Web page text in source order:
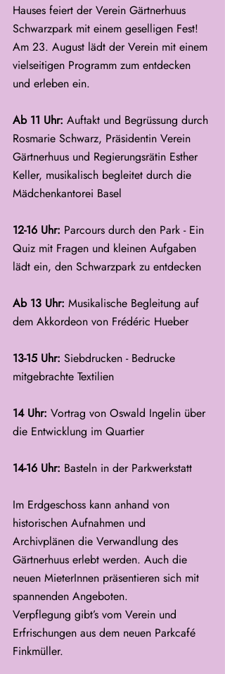
Hauses feiert der Verein Gärtnerhuus
Schwarzpark mit einem geselligen Fest!
Am 23. August lädt der Verein mit einem
vielseitigen Programm zum entdecken
und erleben ein.
Ab 11 Uhr: Auftakt und Begrüssung durch
Rosmarie Schwarz, Präsidentin Verein
Gärtnerhuus und Regierungsrätin Esther
Keller, musikalisch begleitet durch die
Mädchenkantorei Basel
12-16 Uhr: Parcours durch den Park - Ein
Quiz mit Fragen und kleinen Aufgaben
lädt ein, den Schwarzpark zu entdecken
Ab 13 Uhr: Musikalische Begleitung auf
dem Akkordeon von Frédéric Hueber
13-15 Uhr: Siebdrucken - Bedrucke
mitgebrachte Textilien
14 Uhr: Vortrag von Oswald Ingelin über
die Entwicklung im Quartier
14-16 Uhr: Basteln in der Parkwerkstatt
Im Erdgeschoss kann anhand von
historischen Aufnahmen und
Archivplänen die Verwandlung des
Gärtnerhuus erlebt werden. Auch die
neuen MieterInnen präsentieren sich mit
spannenden Angeboten.
Verpflegung gibt’s vom Verein und
Erfrischungen aus dem neuen Parkcafé
Finkmüller.